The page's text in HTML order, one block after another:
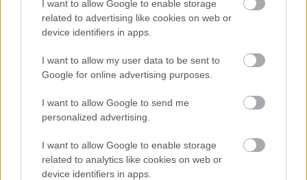
I want to allow Google to enable storage
related to advertising like cookies on web or
device identifiers in apps.
I want to allow my user data to be sent to
Google for online advertising purposes.
I want to allow Google to send me
personalized advertising.
I want to allow Google to enable storage
related to analytics like cookies on web or
device identifiers in apps.
Wagner Zene Opera Művészetek Palotája